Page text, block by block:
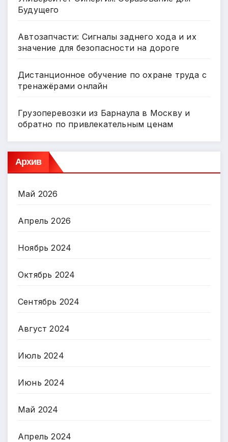
Будущего
Автозапчасти: Сигналы заднего хода и их
значение для безопасности на дороге
Дистанционное обучение по охране труда с
тренажёрами онлайн
Грузоперевозки из Барнаула в Москву и
обратно по привлекательным ценам
Архив
Май 2026
Апрель 2026
Ноябрь 2024
Октябрь 2024
Сентябрь 2024
Август 2024
Июль 2024
Июнь 2024
Май 2024
Апрель 2024